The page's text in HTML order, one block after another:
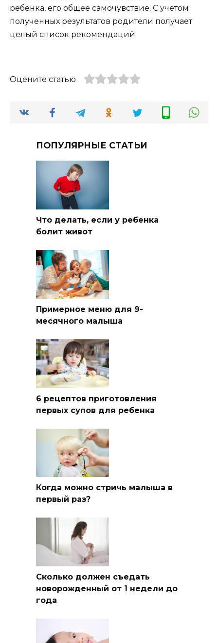
ребенка, его общее самочувствие. С учетом
полученных результатов родители получает
целый список рекомендаций.
Оцените статью
ПОПУЛЯРНЫЕ СТАТЬИ
Что делать, если у ребенка
болит живот
Примерное меню для 9-
месячного малыша
6 рецептов приготовления
первых супов для ребенка
Когда можно стричь малыша в
первый раз?
Сколько должен съедать
новорожденный от 1 недели до
года